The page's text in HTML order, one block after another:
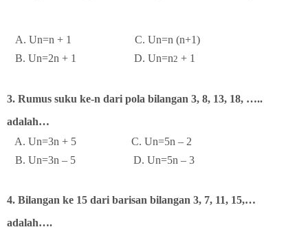
A. Un=n + 1 C. Un=n (n+1)
B. Un=2n + 1 D. Un=n2 + 1
3. Rumus suku ke-n dari pola bilangan 3, 8, 13, 18, …..
adalah…
A. Un=3n + 5 C. Un=5n – 2
B. Un=3n – 5 D. Un=5n – 3
4. Bilangan ke 15 dari barisan bilangan 3, 7, 11, 15,…
adalah….